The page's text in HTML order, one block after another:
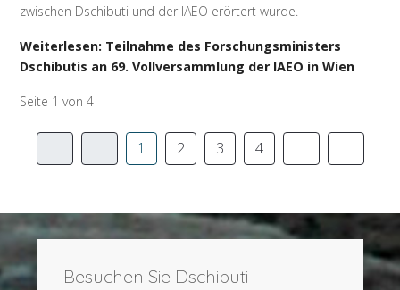
zwischen Dschibuti und der IAEO erörtert wurde.
Weiterlesen: Teilnahme des Forschungsministers
Dschibutis an 69. Vollversammlung der IAEO in Wien
Seite 1 von 4
1 2 3 4
Besuchen Sie Dschibuti